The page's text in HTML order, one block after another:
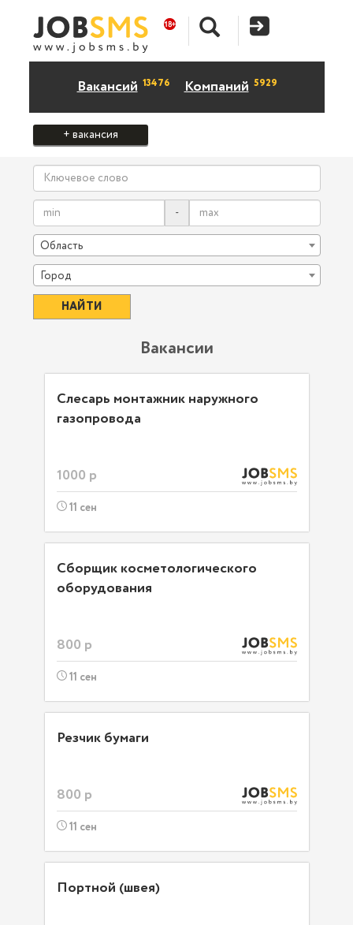
Вакансий 13476 Компаний 5929
+ вакансия
-
Область
Город
Вакансии
Слесарь монтажник наружного
газопровода
1000 р
11 сен
Сборщик косметологического
оборудования
800 р
11 сен
Резчик бумаги
800 р
11 сен
Портной (швея)